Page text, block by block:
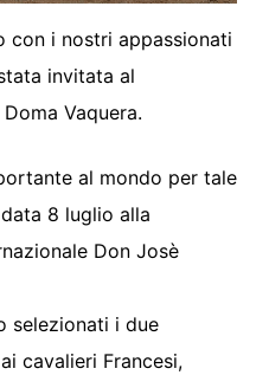
con i nostri appassionati
invitata al
Vaquera.
al mondo per tale
8 luglio alla
Don Josè
selezionati i due
cavalieri Francesi,